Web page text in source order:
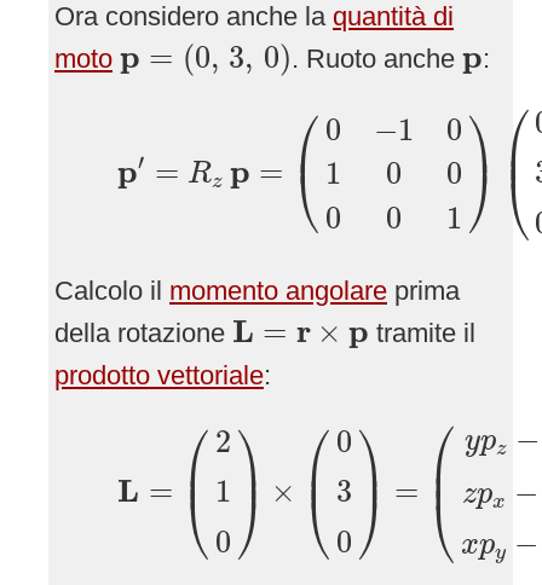
Ora considero anche la quantità di
moto p = (0, 3, 0)
p ,3, 0) . Ruoto anche p
p :
p′ = Rz p = ⎛
⎜
⎝
0 −1
0
1
0
0
0
0 1
⎞
⎟
⎠
⎛
⎜
⎜
⎝
0 1 3
Calcolo il momento angolare prima
della rotazione L = r × p
L p
tramite il
prodotto vettoriale:
L = ⎛
⎜
⎜
⎝
2
1
0
⎞
⎟
⎟
⎠ × ⎛
⎜
⎜
⎝
0
3
0
⎞
⎟
⎟
⎠ = ⎛
⎜
⎜
⎝
ypz −
zpx −
xpy −
0 )× = (yp y